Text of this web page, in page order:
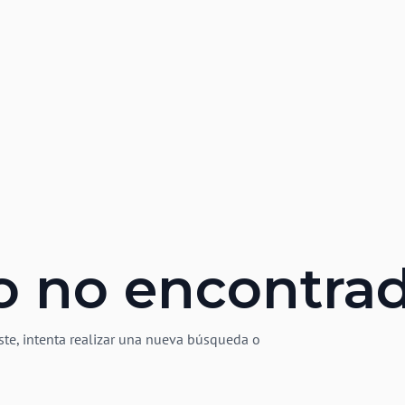
no
intenta realizar una nueva búsqueda o